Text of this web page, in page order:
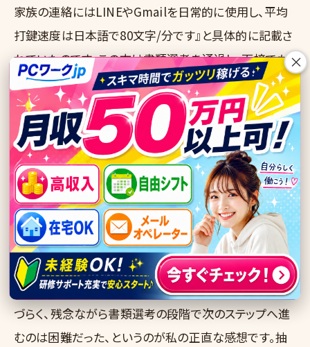
家族の連絡にはLINEやGmailを日常的に使用し、平均
打鍵速度は日本語で80文字/分です』と具体的に記載さ
れていたのです。この方は書類選考を通過し、面接でも
その具体的なスキルと熱意を評価され、採用に至りまし
た。まさに、経験がなくとも潜在的な能力を具体的に示
せば、十分にアピールできるという実例だと認識してい
ます。
一方で、つい先日のことですが、私の管理するチームで新
規メンバーを募集した際、とある応募者が『PCスキルは
問題ありません』とだけ記載し、具体的なタイピング速
度や使用可能なツール名を挙げていなかったケースが
ありました。正直な話、これでは具体的な能力が判断し
づらく、残念ながら書類選考の段階で次のステップへ進
むのは困難だった、というのが私の正直な感想です。抽
×